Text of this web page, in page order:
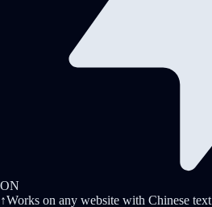
ON
↑Works on any website with Chinese